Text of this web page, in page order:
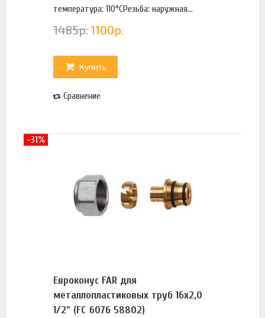
температура: 110°СРезьба: наружная...
1485р.1100р.
Купить
Сравнение
Евроконус FAR для
металлопластиковых труб 16х2,0
1/2" (FC 6076 58802)
-31%